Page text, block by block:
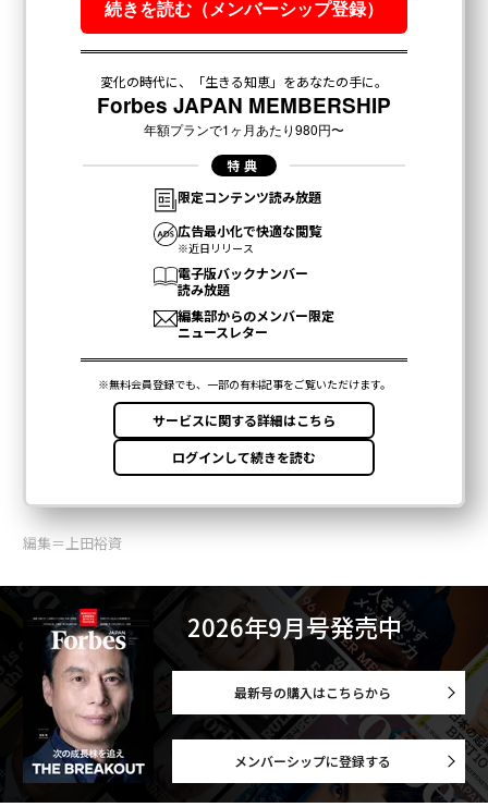
編集＝上田裕資
2026年9月号発売中
最新号の購入はこちらから
メンバーシップに登録する